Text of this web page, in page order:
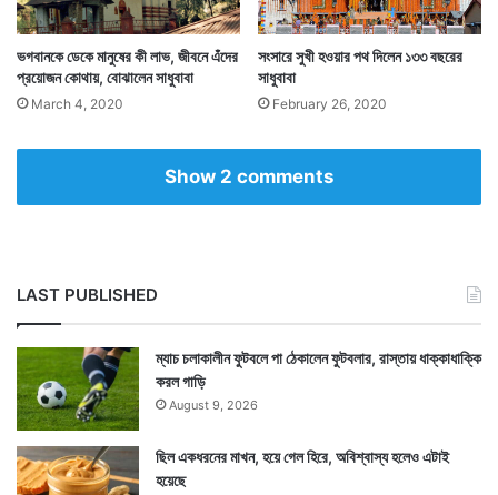
হুমা মোটরে শহর থেকে ৩২ কিলোমিটার। হুমা সুখ্যাত হেলানো শিব
চূড়াবিশিষ্ট। বিশাল মন্দিরটি ডান দিকে হেলে রয়েছে ৪৭ডিগ্রি। সারা
ভারতে আর দ্বিতীয়টি নেই। ভারতীয় মন্দির স্থাপত্যে এমন মন্দির
নজিরবিহীন। প্রাকৃতিক কোনও কারণে বা ভূমিকম্পে এ রকম
হয়নি। এর নির্মাণশৈলীই এমনধারা। নির্মাণকাল ১২৫০ মতান্তরে
১৬৭০ সাল। আলো আঁধারিতে গর্ভমন্দিরের রোমাঞ্চকর পরিবেশে
সাড়ে তিন ফুট গভীর কুণ্ডে শিবলিঙ্গ বিমলেশ্বর মহাদেব।
ভগবানকে ডেকে মানুষের কী লাভ, জীবনে এঁদের
প্রয়োজন কোথায়, বোঝালেন সাধুবাবা
March 4, 2020
সংসারে সুখী হওয়ার পথ দিলেন ১৩৩ বছরের
সাধুবাবা
February 26, 2020
Show 2 comments
LAST PUBLISHED
ম্যাচ চলাকালীন ফুটবলে পা ঠেকালেন ফুটবলার, রাস্তায় ধাক্কাধাক্কি
করল গাড়ি
August 9, 2026
ছিল একধরনের মাখন, হয়ে গেল হিরে, অবিশ্বাস্য হলেও এটাই
হয়েছে